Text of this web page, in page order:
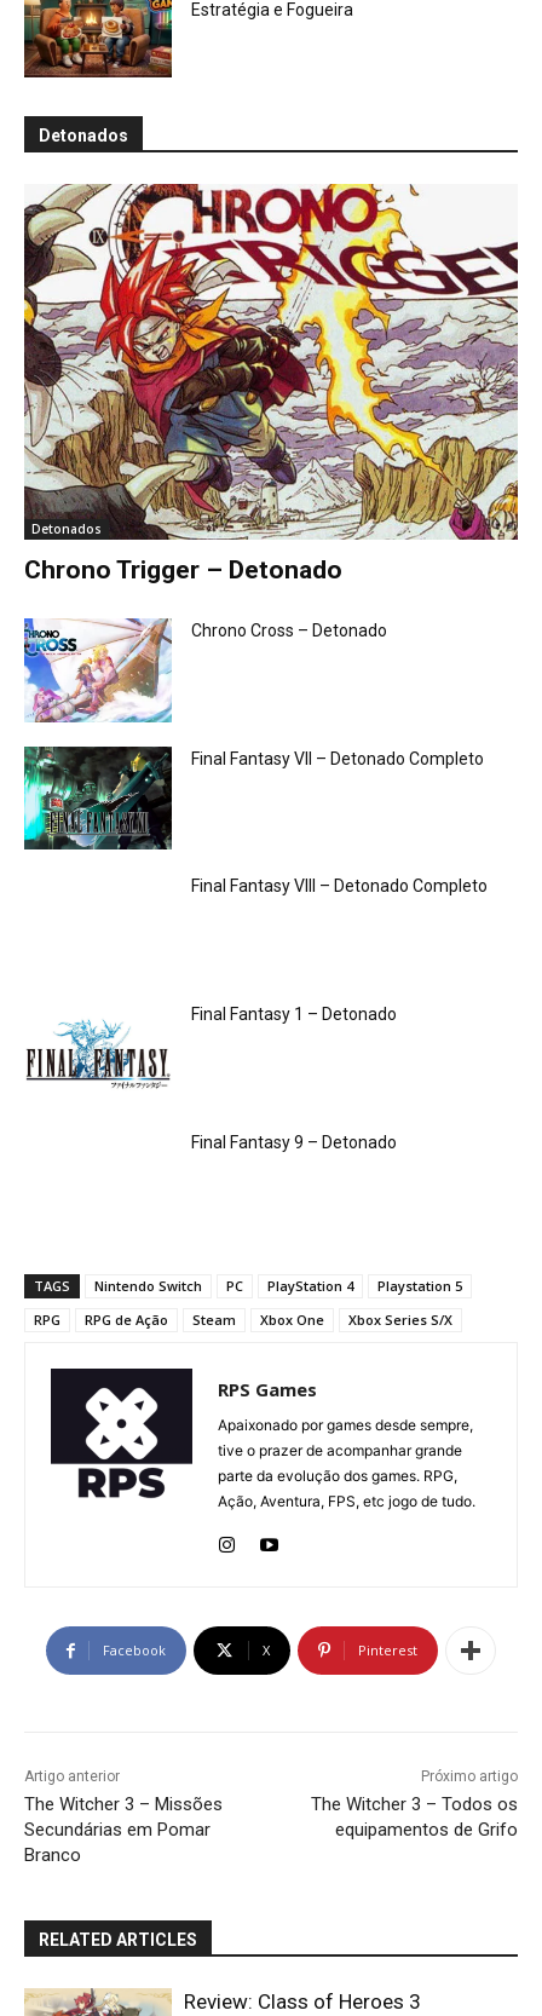
Estratégia e Fogueira
Detonados
Detonados
Chrono Trigger – Detonado
Chrono Cross – Detonado
Final Fantasy VII – Detonado Completo
Final Fantasy VIII – Detonado Completo
Final Fantasy 1 – Detonado
Final Fantasy 9 – Detonado
TAGS Nintendo Switch PC PlayStation 4
Playstation 5
RPG
RPG de Ação Steam Xbox One Xbox Series S/X
RPS Games
Apaixonado por games desde sempre,
tive o prazer de acompanhar grande
parte da evolução dos games. RPG,
Ação, Aventura, FPS, etc jogo de tudo.
Facebook X Pinterest
Artigo anterior
The Witcher 3 – Missões
Secundárias em Pomar
Branco
Próximo artigo
The Witcher 3 – Todos os
equipamentos de Grifo
RELATED ARTICLES
Review: Class of Heroes 3